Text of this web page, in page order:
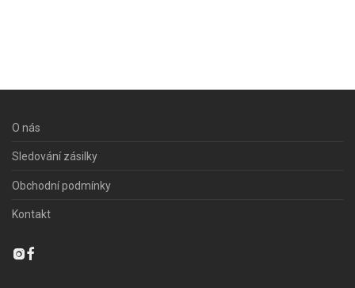
O nás
Sledování zásilky
Obchodní podmínky
Kontakt